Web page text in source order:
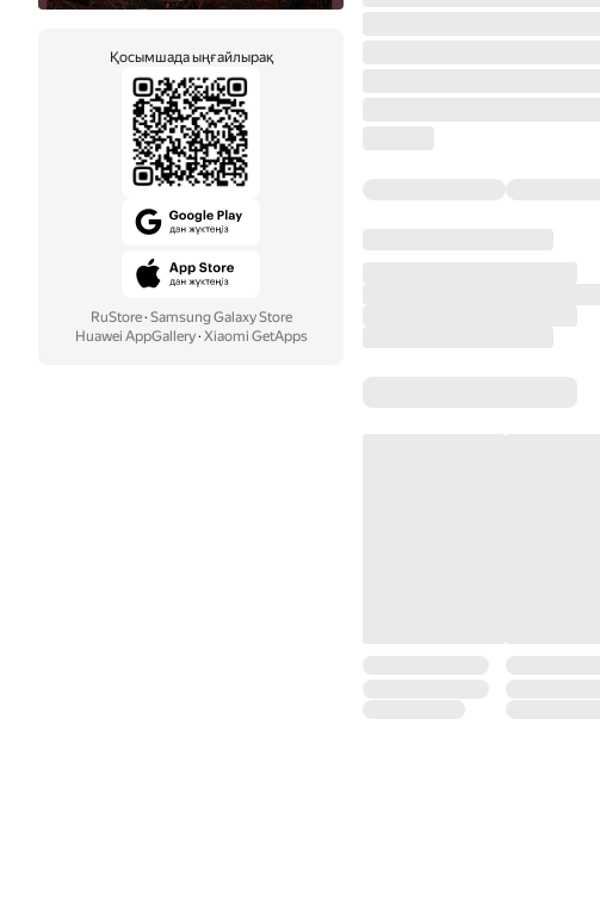
Қосымшада ыңғайлырақ
RuStore· Samsung Galaxy Store
Huawei AppGallery· Xiaomi GetApps